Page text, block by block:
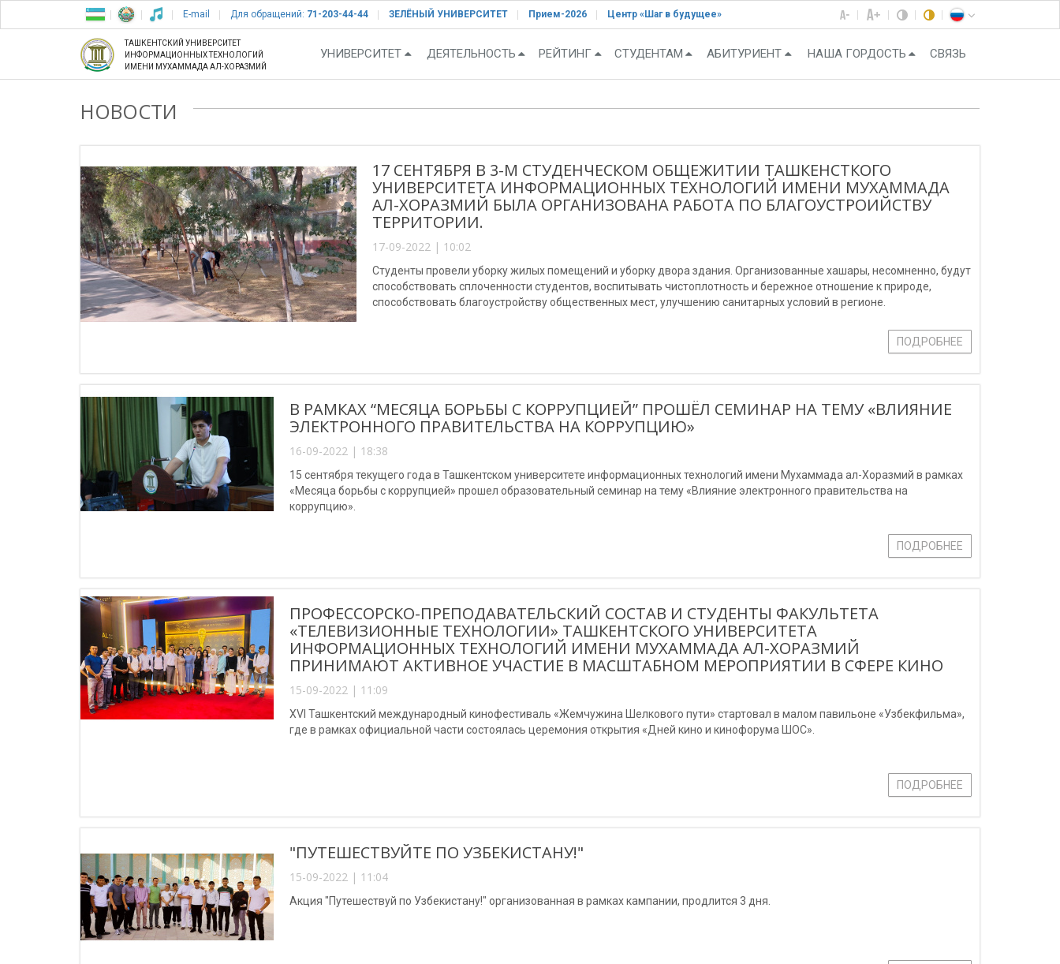
E-mail Для обращений: 71-203-44-44 ЗЕЛЁНЫЙ УНИВЕРСИТЕТ Прием-2026 Центр «Шаг в будущее»
ТАШКЕНТСКИЙ УНИВЕРСИТЕТ
ИНФОРМАЦИОННЫХ ТЕХНОЛОГИЙ
ИМЕНИ МУХАММАДА АЛ-ХОРАЗМИЙ
УНИВЕРСИТЕТ ДЕЯТЕЛЬНОСТЬ РЕЙТИНГ СТУДЕНТАМ АБИТУРИЕНТ НАША ГОРДОСТЬ СВЯЗЬ
НОВОСТИ
17 СЕНТЯБРЯ В 3-М СТУДЕНЧЕСКОМ ОБЩЕЖИТИИ ТАШКЕНСТКОГО
УНИВЕРСИТЕТА ИНФОРМАЦИОННЫХ ТЕХНОЛОГИЙ ИМЕНИ МУХАММАДА
АЛ-ХОРАЗМИЙ БЫЛА ОРГАНИЗОВАНА РАБОТА ПО БЛАГОУСТРОИЙСТВУ
ТЕРРИТОРИИ.
17-09-2022 | 10:02
Студенты провели уборку жилых помещений и уборку двора здания. Организованные хашары, несомненно, будут
способствовать сплоченности студентов, воспитывать чистоплотность и бережное отношение к природе,
способствовать благоустройству общественных мест, улучшению санитарных условий в регионе.
ПОДРОБНЕЕ
В РАМКАХ “МЕСЯЦА БОРЬБЫ С КОРРУПЦИЕЙ” ПРОШЁЛ СЕМИНАР НА ТЕМУ «ВЛИЯНИЕ
ЭЛЕКТРОННОГО ПРАВИТЕЛЬСТВА НА КОРРУПЦИЮ»
16-09-2022 | 18:38
15 сентября текущего года в Ташкентском университете информационных технологий имени Мухаммада ал-Хоразмий в рамках
«Месяца борьбы с коррупцией» прошел образовательный семинар на тему «Влияние электронного правительства на
коррупцию».
ПОДРОБНЕЕ
ПРОФЕССОРСКО-ПРЕПОДАВАТЕЛЬСКИЙ СОСТАВ И СТУДЕНТЫ ФАКУЛЬТЕТА
«ТЕЛЕВИЗИОННЫЕ ТЕХНОЛОГИИ» ТАШКЕНТСКОГО УНИВЕРСИТЕТА
ИНФОРМАЦИОННЫХ ТЕХНОЛОГИЙ ИМЕНИ МУХАММАДА АЛ-ХОРАЗМИЙ
ПРИНИМАЮТ АКТИВНОЕ УЧАСТИЕ В МАСШТАБНОМ МЕРОПРИЯТИИ В СФЕРЕ КИНО
15-09-2022 | 11:09
XVI Ташкентский международный кинофестиваль «Жемчужина Шелкового пути» стартовал в малом павильоне «Узбекфильма»,
где в рамках официальной части состоялась церемония открытия «Дней кино и кинофорума ШОС».
ПОДРОБНЕЕ
"ПУТЕШЕСТВУЙТЕ ПО УЗБЕКИСТАНУ!"
15-09-2022 | 11:04
Акция "Путешествуй по Узбекистану!" организованная в рамках кампании, продлится 3 дня.